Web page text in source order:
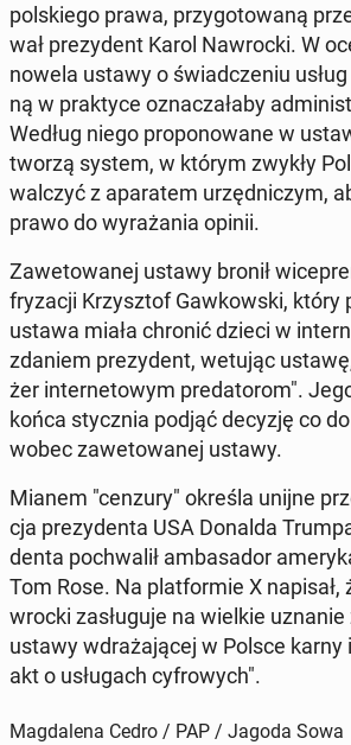
pol­skie­go prawa, przy­go­to­wa­ną
wał pre­zy­dent Karol Na­wroc­ki. W
nowela ustawy o świad­cze­niu
ną w prak­ty­ce ozna­cza­ła­by
Według niego pro­po­no­wa­ne w
tworzą system, w którym zwykły
walczyć z apa­ra­tem urzęd­ni­czym,
prawo do wy­ra­ża­nia opinii.
Za­we­to­wa­nej ustawy bronił
fry­za­cji Krzysz­tof Gaw­kow­ski, który
ustawa miała chronić dzieci w
zdaniem pre­zy­dent, wetując
żer in­ter­ne­to­wym pre­da­to­rom".
końca stycz­nia podjąć decyzję co
wobec za­we­to­wa­nej ustawy.
Mianem "cenzury" określa unijne
cja pre­zy­den­ta USA Donalda
den­ta po­chwa­lił am­ba­sa­dor
Tom Rose. Na plat­for­mie X
wroc­ki za­słu­gu­je na wielkie
ustawy wdra­ża­ją­cej w Polsce karny
akt o usłu­gach cy­fro­wych".
Magdalena Cedro / PAP / Jagoda Sowa